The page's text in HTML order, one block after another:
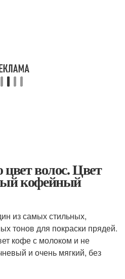
волос. Цвет
кофейный
из самых стильных,
тонов для покраски прядей.
кофе с молоком и не
и очень мягкий, без